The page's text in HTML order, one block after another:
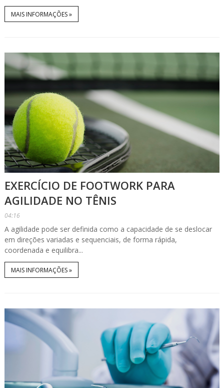
MAIS INFORMAÇÕES »
EXERCÍCIO DE FOOTWORK PARA
AGILIDADE NO TÊNIS
04:16
A agilidade pode ser definida como a capacidade de se deslocar
em direções variadas e sequenciais, de forma rápida,
coordenada e equilibra...
MAIS INFORMAÇÕES »